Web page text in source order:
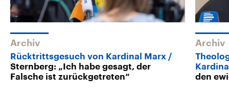
Archiv
Rücktrittsgesuch von Kardinal Marx
Sternberg: „Ich habe gesagt, der
Falsche ist zurückgetreten“
Archiv
den